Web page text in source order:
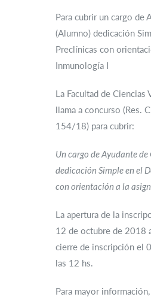
Para cubrir un cargo de
(Alumno) dedicación
Preclínicas con
Inmunología I
La Facultad de Ciencias
llama a concurso (Res.
154/18) para cubrir:
Un cargo de Ayudante
dedicación Simple en el
con orientación a la
La apertura de la
12 de octubre de 2018
cierre de inscripción el
las 12 hs.
Para mayor